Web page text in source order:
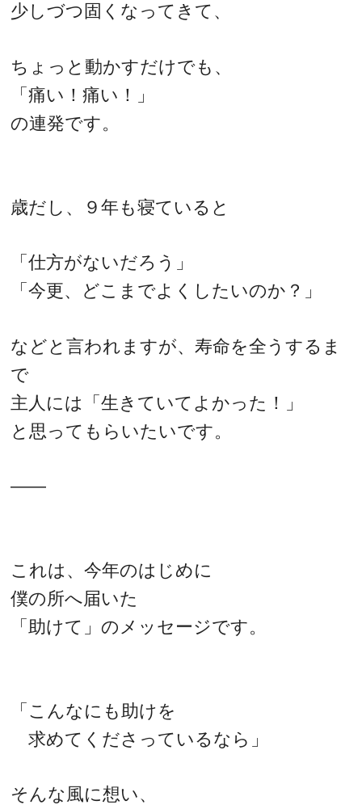
少しづつ固くなってきて、
ちょっと動かすだけでも、
「痛い！痛い！」
の連発です。
歳だし、９年も寝ていると
「仕方がないだろう」
「今更、どこまでよくしたいのか？」
などと言われますが、寿命を全うするま
で
主人には「生きていてよかった！」
と思ってもらいたいです。
――
これは、今年のはじめに
僕の所へ届いた
「助けて」のメッセージです。
「こんなにも助けを
求めてくださっているなら」
そんな風に想い、